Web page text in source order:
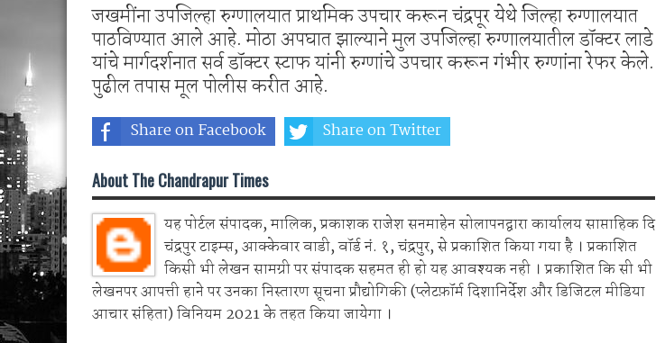
जखमींना उपजिल्हा रुग्णालयात प्राथमिक उपचार करून चंद्रपूर येथे जिल्हा रुग्णालयात
पाठविण्यात आले आहे. मोठा अपघात झाल्याने मुल उपजिल्हा रुग्णालयातील डॉक्टर लाडे
यांचे मार्गदर्शनात सर्व डॉक्टर स्टाफ यांनी रुग्णांचे उपचार करून गंभीर रुग्णांना रेफर केले.
पुढील तपास मूल पोलीस करीत आहे.
Share on Facebook Share on Twitter
About The Chandrapur Times
यह पोर्टल संपादक, मालिक, प्रकाशक राजेश सनमाहेन सोलापनद्वारा कार्यालय साप्ताहिक दि
चंद्रपुर टाइम्स, आक्केवार वाडी, वॉर्ड नं. १, चंद्रपुर, से प्रकाशित किया गया है । प्रकाशित
किसी भी लेखन सामग्री पर संपादक सहमत ही हो यह आवश्यक नही । प्रकाशित कि सी भी
लेखनपर आपत्ती हाने पर उनका निस्तारण सूचना प्रौद्योगिकी (प्लेटफ़ॉर्म दिशानिर्देश और डिजिटल मीडिया
आचार संहिता) विनियम 2021 के तहत किया जायेगा ।